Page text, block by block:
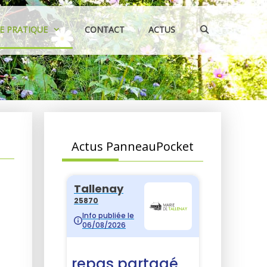
PRATIQUE CONTACT ACTUS
Actus PanneauPocket